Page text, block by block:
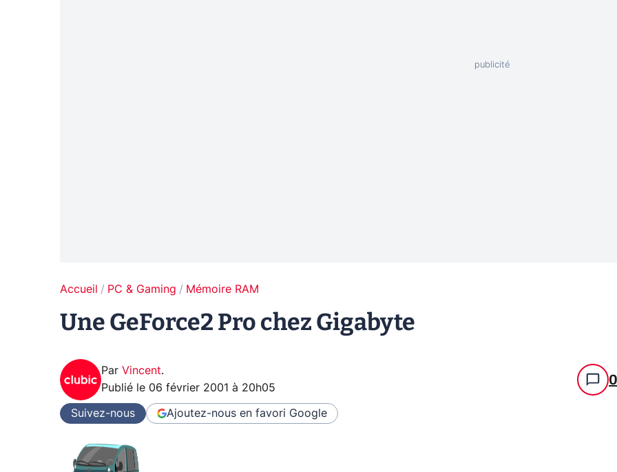
Accueil PC & Gaming Mémoire RAM
Une GeForce2 Pro chez Gigabyte
Par Vincent.
Publié le 06 février 2001 à 20h05 0
Suivez-nous Ajoutez-nous en favori Google